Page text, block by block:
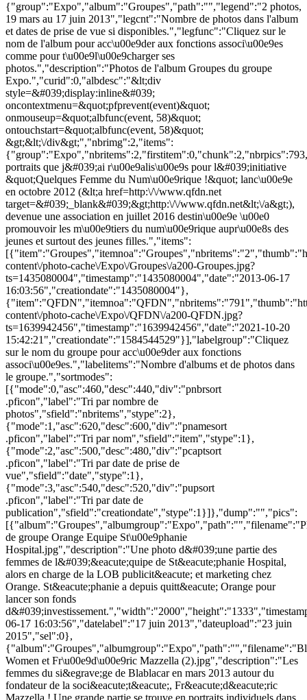
{"group":"Expo","album":"Groupes","path":"","legend":"2 photos,
19 mars au 17 juin 2013","legcnt":"Nombre de photos dans l'album
et dates de prise de vue si disponibles.","legfunc":"Cliquez sur le
nom de l'album pour acc\u00e9der aux fonctions associ\u00e9es
comme pour t\u00e9l\u00e9charger ses
photos.","description":"Photos de l'album Groupes du groupe
Expo.","curid":0,"albdesc":"&lt;div
style=&#039;display:inline&#039;
oncontextmenu=&quot;pfprevent(event)&quot;
onmouseup=&quot;albfunc(event, 58)&quot;
ontouchstart=&quot;albfunc(event, 58)&quot;
&gt;&lt;\/div&gt;","nbrimg":2,"items":
portraits que j&#039;ai r\u00e9alis\u00e9s pour l&#039;initiative
&quot;Quelques Femme du Num\u00e9rique !&quot; lanc\u00e9e
en octobre 2012 (&lt;a href=http:\/\/www.qfdn.net
target=&#039;_blank&#039;&gt;http:\/\/www.qfdn.net&lt;\/a&gt;),
devenue une association en juillet 2016 destin\u00e9e \u00e0
promouvoir les m\u00e9tiers du num\u00e9rique aupr\u00e8s des
jeunes et surtout des jeunes filles.","items":
content\/photo-cache\/Expo\/Groupes\/a200-Groupes.jpg?
ts=1435080004","timestamp":"1435080004","date":"2013-06-17
16:03:56","creationdate":"1435080004"},
content\/photo-cache\/Expo\/QFDN\/a200-QFDN.jpg?
ts=1639942456","timestamp":"1639942456","date":"2021-10-20
15:42:21","creationdate":"1584544529"}],"labelgroup":"Cliquez
sur le nom du groupe pour acc\u00e9der aux fonctions
associ\u00e9es.","labelitems":"Nombre d'albums et de photos dans
le groupe.","sortmodes":
[{"mode":0,"asc":460,"desc":440,"div":"pnbrsort
.pficon","label":"Tri par nombre de
photos","sfield":"nbritems","stype":2},
{"mode":1,"asc":620,"desc":600,"div":"pnamesort
.pficon","label":"Tri par nom","sfield":"item","stype":1},
{"mode":2,"asc":500,"desc":480,"div":"pcaptsort
.pficon","label":"Tri par date de prise de
vue","sfield":"date","stype":1},
{"mode":3,"asc":540,"desc":520,"div":"pupsort
.pficon","label":"Tri par date de
publication","sfield":"creationdate","stype":1}]},"dump":"","pics":
de groupe Orange Equipe St\u00e9phanie
Hospital.jpg","description":"Une photo d&#039;une partie des
femmes de l&#039;&eacute;quipe de St&eacute;phanie Hospital,
alors en charge de la LOB publicit&eacute; et marketing chez
Orange. St&eacute;phanie a depuis quitt&eacute; Orange pour
lancer son fonds
06-17 16:03:56","datelabel":"17 juin 2013","dateupload":"23 juin
2015","sel":0},
Women et Fr\u00e9d\u00e9ric Mazzella (2).jpg","description":"Les
femmes du si&egrave;ge de Blablacar en mars 2013 autour du
fondateur de la soci&eacute;t&eacute;, Fr&eacute;d&eacute;ric
Mazzella ! Une grande partie se trouve en portraits individuels dans